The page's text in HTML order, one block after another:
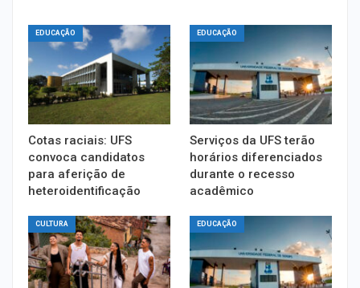
EDUCAÇÃO
Cotas raciais: UFS
convoca candidatos
para aferição de
heteroidentificação
EDUCAÇÃO
Serviços da UFS terão
horários diferenciados
durante o recesso
acadêmico
CULTURA EDUCAÇÃO